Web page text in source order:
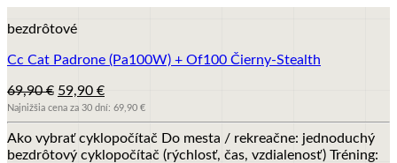
bezdrôtové
Cc Cat Padrone (Pa100W) + Of100 Čierny-Stealth
69,90€ Pôvodná
cena
bola:
69,90 €.
59,90 €Aktuálna
cena
je:
59,90 €.
Najnižšia cena za 30 dní: 69,90 €
Ako vybrať cyklopočítač Do mesta / rekreačne: jednoduchý
bezdrôtový cyklopočítač (rýchlosť, čas, vzdialenosť) Tréning: